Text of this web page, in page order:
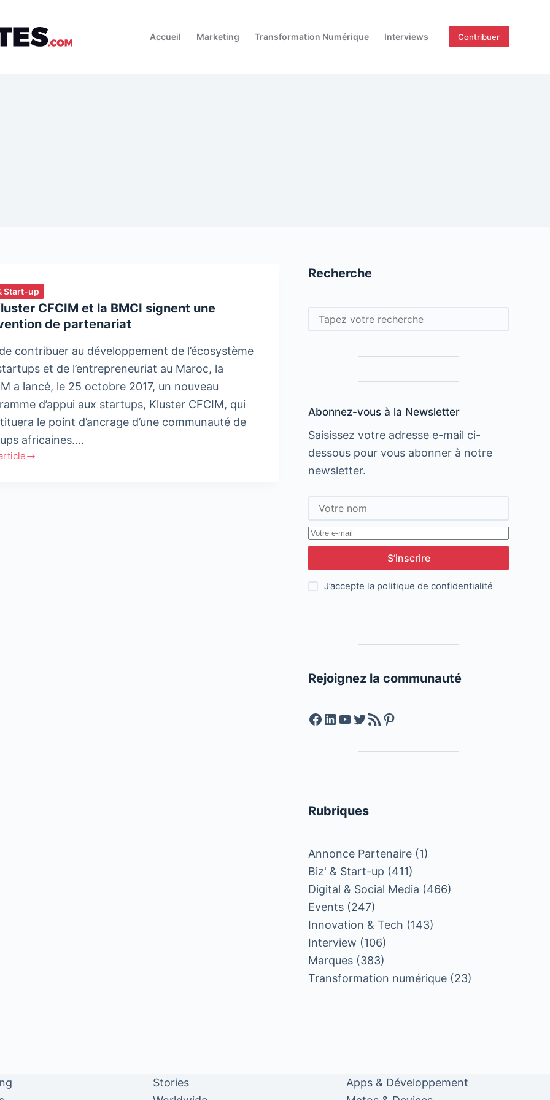
Accueil Marketing Transformation Numérique Interviews Contribuer
Start-up
CFCIM et la BMCI signent une
de partenariat
contribuer au développement de l’écosystème
et de l’entrepreneuriat au Maroc, la
a lancé, le 25 octobre 2017, un nouveau
d’appui aux startups, Kluster CFCIM, qui
le point d’ancrage d’une communauté de
africaines.…
Recherche
Rechercher
Abonnez-vous à la Newsletter
Saisissez votre adresse e-mail ci-
dessous pour vous abonner à notre
newsletter.
S’inscrire
J’accepte la politique de confidentialité
Rejoignez la communauté
Facebook
LinkedIn
YouTube
Twitter
Feed RSSPinterest
Rubriques
Annonce Partenaire (1)
Biz' & Start-up (411)
Digital & Social Media (466)
Events (247)
Innovation & Tech (143)
Interview (106)
Marques (383)
Transformation numérique (23)
Stories
Apps & Développement